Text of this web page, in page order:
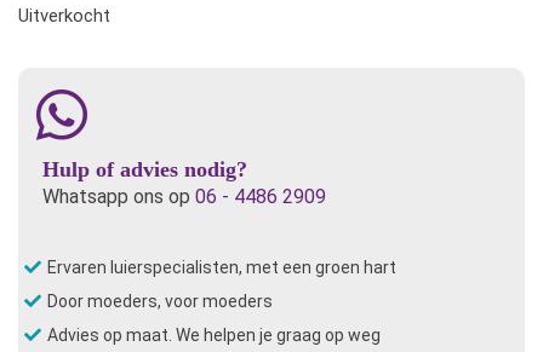
Uitverkocht
Hulp of advies nodig?
Whatsapp ons op 06 - 4486 2909
Ervaren luierspecialisten, met een groen hart
Door moeders, voor moeders
Advies op maat. We helpen je graag op weg